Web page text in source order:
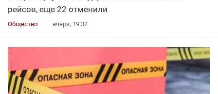
рейсов, еще 22 отменили
Общество вчера, 19:32